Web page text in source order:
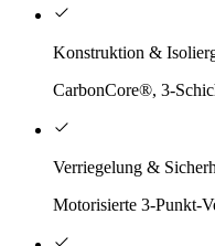
Konstruktion &
CarbonCore®, 3-
Verriegelung &
Motorisierte 3-Punkt-